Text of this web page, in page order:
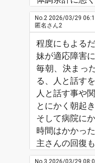
No.2 2026/03/29
匿名さん2
程度にもよる
妹が適応障害
毎朝、決まっ
る、人と話す
人と話す事や
とにかく朝起
そして病院に
時間はかかっ
主さんの回復
No.3 2026/03/29